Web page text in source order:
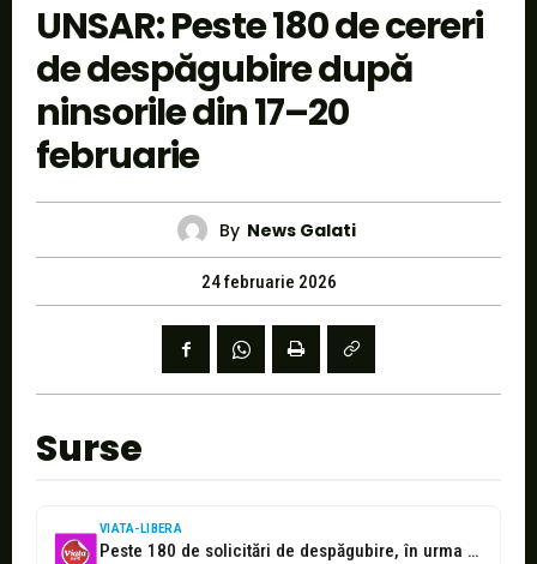
UNSAR: Peste 180 de cereri
de despăgubire după
ninsorile din 17–20
februarie
By News Galati
24 februarie 2026
Surse
VIATA-LIBERA
Peste 180 de solicitări de despăgubire, în urma ninsorilor din ultimele zile